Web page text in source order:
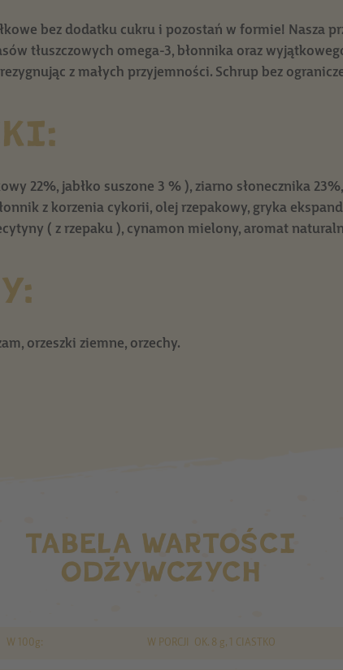
bez dodatku cukru i pozostań w formie! Nasza
tłuszczowych omega-3, błonnika oraz
z małych przyjemności. Schrup bez
22%, jabłko suszone 3 % ), ziarno słonecznika
z korzenia cykorii, olej rzepakowy, gryka
( z rzepaku ), cynamon mielony, aromat
orzeszki ziemne, orzechy.
TABELA WARTOŚCI
ODŻYWCZYCH
W 100g: W PORCJI OK. 8 g, 1 CIASTKO